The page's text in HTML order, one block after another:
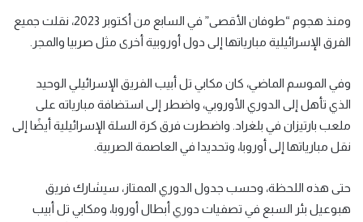
ومنذ هجوم “طوفان الأقصى” في السابع من أكتوبر 2023، نقلت جميع
الفرق الإسرائيلية مبارياتها إلى دول أوروبية أخرى مثل صربيا والمجر.
وفي الموسم الماضي، كان مكابي تل أبيب الفريق الإسرائيلي الوحيد
الذي تأهل إلى الدوري الأوروبي، واضطر إلى استضافة مبارياته على
ملعب بارتيزان في بلغراد. واضطرت فرق كرة السلة الإسرائيلية أيضًا إلى
نقل مبارياتها إلى أوروبا، وتحديدا في العاصمة الصربية.
حتى هذه اللحظة، وحسب جدول الدوري الممتاز، سيشارك فريق
هبوعيل بئر السبع في تصفيات دوري أبطال أوروبا، ومكابي تل أبيب